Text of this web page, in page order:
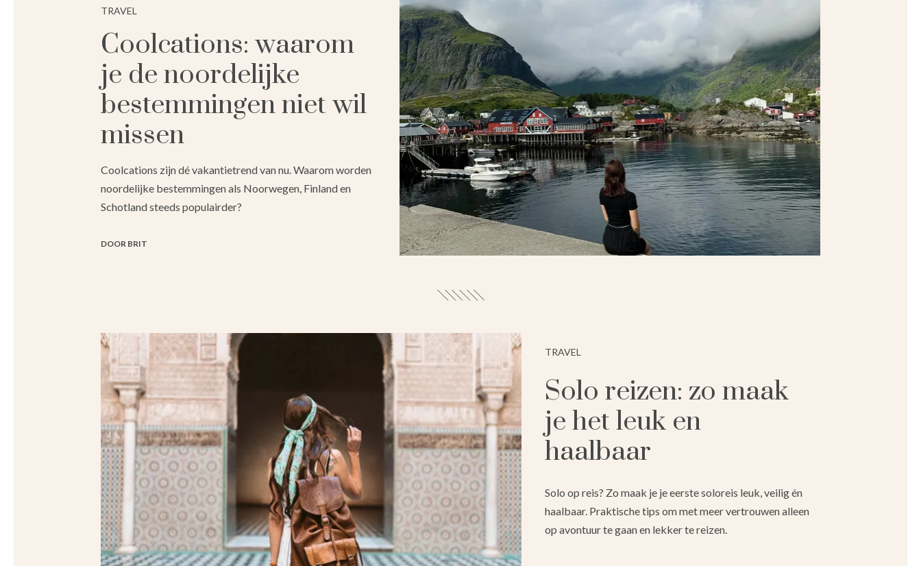
TRAVEL
Coolcations: waarom
je de noordelijke
bestemmingen niet wil
missen
Coolcations zijn dé vakantietrend van nu. Waarom worden
noordelijke bestemmingen als Noorwegen, Finland en
Schotland steeds populairder?
DOOR BRIT
TRAVEL
Solo reizen: zo maak
je het leuk en
haalbaar
Solo op reis? Zo maak je je eerste soloreis leuk, veilig én
haalbaar. Praktische tips om met meer vertrouwen alleen
op avontuur te gaan en lekker te reizen.